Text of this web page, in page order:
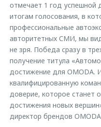
отмечает 1 год успешной
итогам голосования, в
профессиональные
авторитетных СМИ, мы
не зря. Победа сразу в
получение титула
достижение для OMODA.
квалифицированную
доверие, которое станет
достижения новых
директор брендов